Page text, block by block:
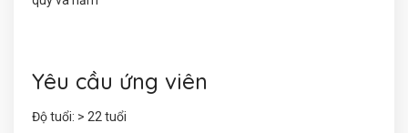
Yêu cầu ứng viên
Độ tuổi: > 22 tuổi